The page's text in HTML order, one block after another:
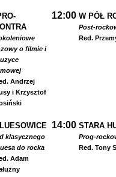
o filmie i
Andrzej
i Krzysztof
12:00 W PÓŁ
Post-
Red.
klasycznego
do rocka
Adam
14:00 STARA
Prog-
Red. Tony